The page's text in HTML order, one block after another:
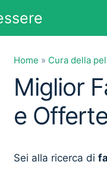
Home » Cura della
Miglior
e
Sei alla ricerca di